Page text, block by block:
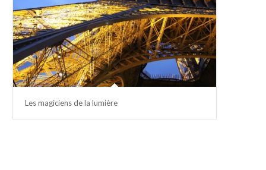
Les magiciens de la lumière